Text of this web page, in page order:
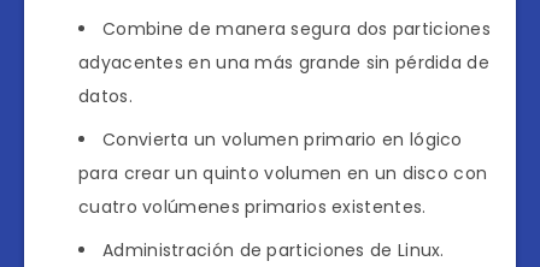
Combine de manera segura dos particiones
adyacentes en una más grande sin pérdida de
datos.
Convierta un volumen primario en lógico
para crear un quinto volumen en un disco con
cuatro volúmenes primarios existentes.
Administración de particiones de Linux.